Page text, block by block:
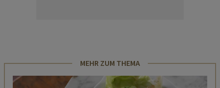
MEHR ZUM THEMA